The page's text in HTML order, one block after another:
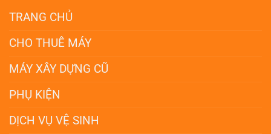
TRANG CHỦ
CHO THUÊ MÁY
MÁY XÂY DỰNG CŨ
PHỤ KIỆN
DỊCH VỤ VỆ SINH